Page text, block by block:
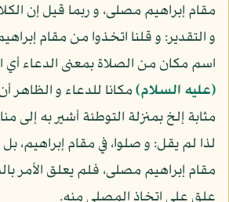
مقام إبراهيم مصلى، و ربما قيل إن
و التقدير: و قلنا اتخذوا من مقام
اسم مكان من الصلاة بمعنى الدعاء
(عليه السلام)مكانا للدعاء و الظاهر
مثابة إلخ بمنزلة التوطئة أشير به إلى
لذا لم يقل: و صلوا، في مقام إبراهيم،
مقام إبراهيم مصلى، فلم يعلق الأمر
علق على اتخاذ المصلى منه.